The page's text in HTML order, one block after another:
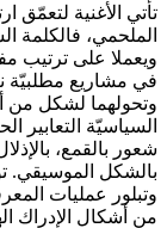
تأتي الأغنية لتعمّق
الملحمي، فالكلمة
ويعملا على ترتيب
في مشاريع مطلبيّة
وتحولهما لشكل من
السياسيّة التعابير
شعور بالقمع،
بالشكل الموسيقي.
وتبلور عمليات
من أشكال الإدراك